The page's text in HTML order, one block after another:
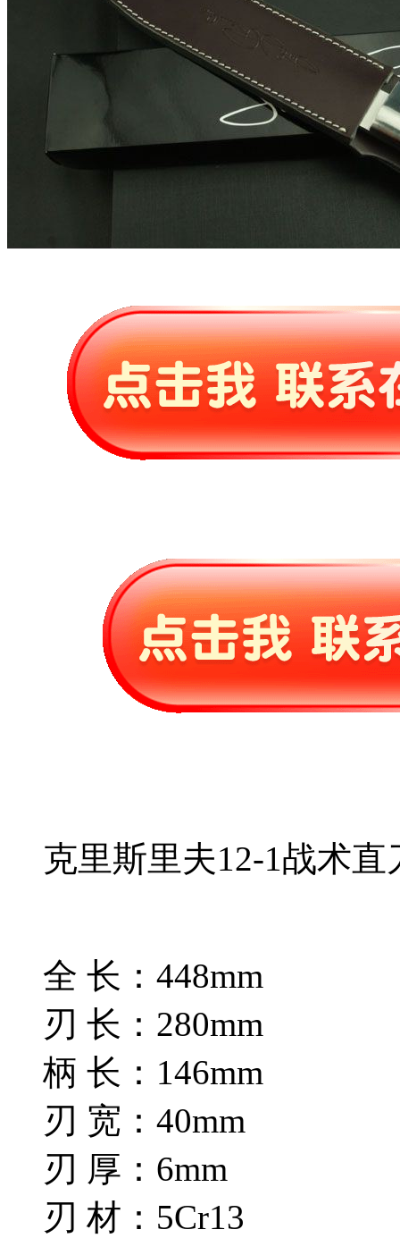
克里斯里夫12-1战术直
全 长：448mm
刃 长：280mm
柄 长：146mm
刃 宽：40mm
刃 厚：6mm
刃 材：5Cr13